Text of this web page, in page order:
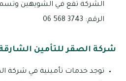
الشركة تقع في الشويهين
الرقم: 3743 568 06
شركة الصقر للتأمين
توجد خدمات تأمينية في شركة